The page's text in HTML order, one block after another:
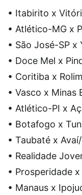
• Itabirito x
• Atlético-MG x
• São José-SP x
• Doce Mel x
• Coritiba x
• Vasco x Minas
• Atlético-PI x
• Botafogo x
• Taubaté x
• Realidade
• Prosperidade
• Manaus x